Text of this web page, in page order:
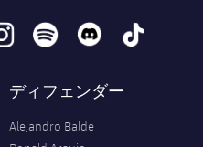
spotify discord tiktok
ディフェンダー
Alejandro Balde